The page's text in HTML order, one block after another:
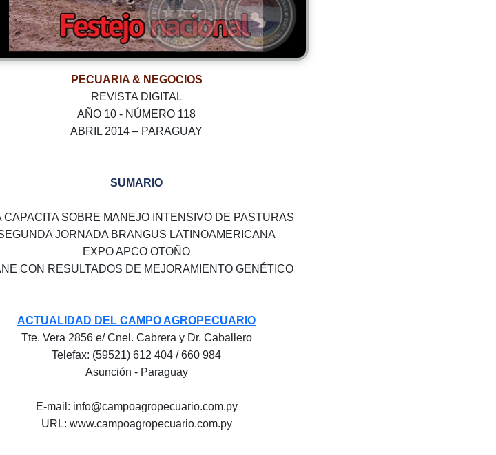
PECUARIA & NEGOCIOS
REVISTA DIGITAL
AÑO 10 - NÚMERO 118
ABRIL 2014 – PARAGUAY
SUMARIO
CAPACITA SOBRE MANEJO INTENSIVO DE PASTURAS
JORNADA BRANGUS LATINOAMERICANA
EXPO APCO OTOÑO
CON RESULTADOS DE MEJORAMIENTO GENÉTICO
ACTUALIDAD DEL CAMPO AGROPECUARIO
Tte. Vera 2856 e/ Cnel. Cabrera y Dr. Caballero
Telefax: (59521) 612 404 / 660 984
Asunción - Paraguay
E-mail: info@campoagropecuario.com.py
URL: www.campoagropecuario.com.py